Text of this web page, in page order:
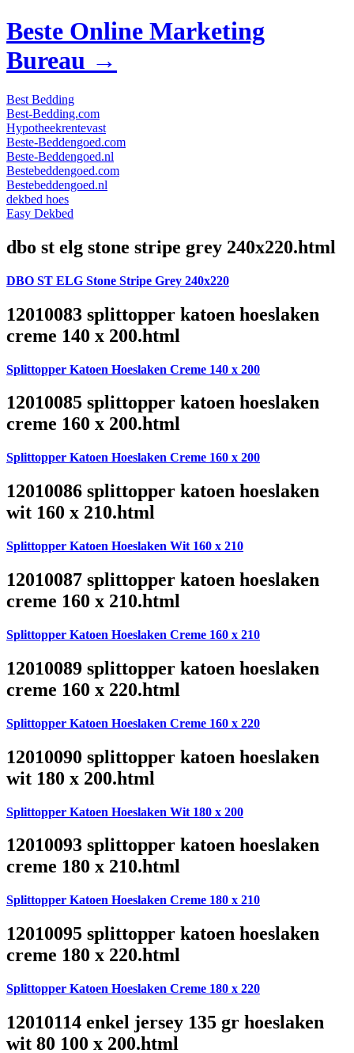
Beste Online Marketing
Bureau →
Best Bedding
Best-Bedding.com
Hypotheekrentevast
Beste-Beddengoed.com
Beste-Beddengoed.nl
Bestebeddengoed.com
Bestebeddengoed.nl
dekbed hoes
Easy Dekbed
dbo st elg stone stripe grey 240x220.html
DBO ST ELG Stone Stripe Grey 240x220
12010083 splittopper katoen hoeslaken
creme 140 x 200.html
Splittopper Katoen Hoeslaken Creme 140 x 200
12010085 splittopper katoen hoeslaken
creme 160 x 200.html
Splittopper Katoen Hoeslaken Creme 160 x 200
12010086 splittopper katoen hoeslaken
wit 160 x 210.html
Splittopper Katoen Hoeslaken Wit 160 x 210
12010087 splittopper katoen hoeslaken
creme 160 x 210.html
Splittopper Katoen Hoeslaken Creme 160 x 210
12010089 splittopper katoen hoeslaken
creme 160 x 220.html
Splittopper Katoen Hoeslaken Creme 160 x 220
12010090 splittopper katoen hoeslaken
wit 180 x 200.html
Splittopper Katoen Hoeslaken Wit 180 x 200
12010093 splittopper katoen hoeslaken
creme 180 x 210.html
Splittopper Katoen Hoeslaken Creme 180 x 210
12010095 splittopper katoen hoeslaken
creme 180 x 220.html
Splittopper Katoen Hoeslaken Creme 180 x 220
12010114 enkel jersey 135 gr hoeslaken
wit 80 100 x 200.html